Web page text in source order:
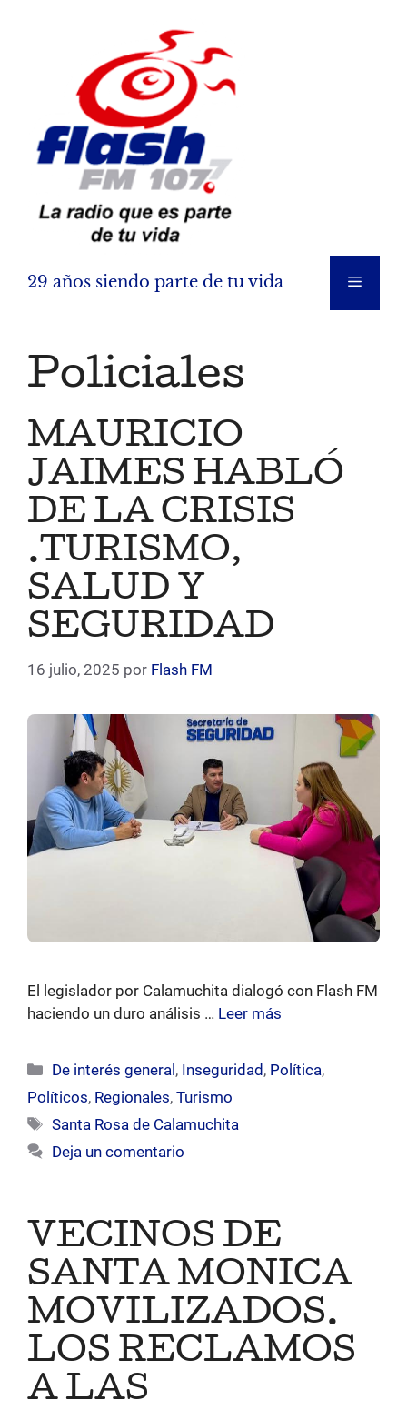
29 años siendo parte de tu vida Menú
Policiales
MAURICIO
JAIMES HABLÓ
DE LA CRISIS
.TURISMO,
SALUD Y
SEGURIDAD
16 julio, 2025 por Flash FM
El legislador por Calamuchita dialogó con Flash FM
haciendo un duro análisis … Leer más
Categorías
De interés general, Inseguridad, Política,
Políticos, Regionales, Turismo
Etiquetas
Santa Rosa de Calamuchita
Deja un comentario
VECINOS DE
SANTA MONICA
MOVILIZADOS.
LOS RECLAMOS
A LAS